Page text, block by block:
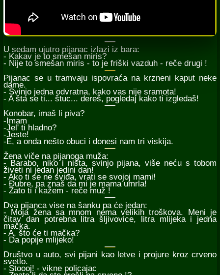
U sedam ujutro pijanac izlazi iz bara:
- Kakav je to smešan miris?
- Nije to smešan miris - to je friški vazduh - reče drugi !
Pijanac se u tramvaju ispovraća na krzneni kaput neke
dame.
- Svinjo jedna odvratna, kako vas nije sramota!
- A šta se ti... štuc... dereš, pogledaj kako ti izgledaš!
Konobar, imaš li piva?
-Imam
-Jel' ti hladno?
-Jeste!
-E, a onda nešto obuci i donesi nam tri viskija.
Žena viče na pijanoga muža:
- Barabo, niko i ništa, svinjo pijana, više neću s tobom
živeti ni jedan jedini dan!
- Ako ti se ne sviđa, vrati se svojoj mami!
- Đubre, pa znaš da mi je mama umrla!
- Zato ti i kažem - reče muž !
Dva pijanca vise na šanku pa će jedan:
- Moja žena sa mnom nema velikih troškova. Meni je
čitav dan potrebna litra šljivovice, litra mlijeka i jedna
mačka.
- A, što će ti mačka?
- Da popije mlijeko!
Društvo u auto, svi pijani kao letve i projure kroz crveno
svetlo.
- Stoooj! - vikne policajac